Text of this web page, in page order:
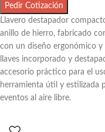
Pedir Cotización
Llavero destapador
anillo de hierro, fabricado
con un diseño ergonómico y
llaves incorporado y
accesorio práctico para el
herramienta útil y estilizada
eventos al aire libre.